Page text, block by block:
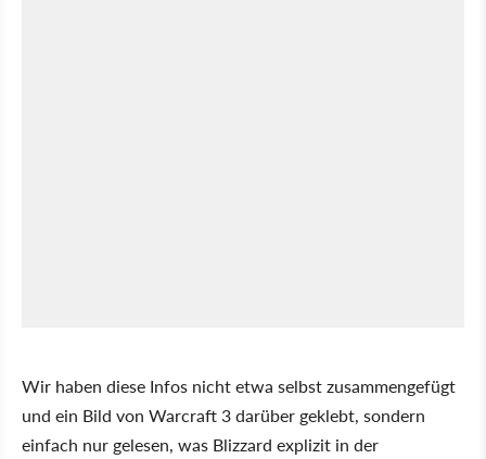
Wir haben diese Infos nicht etwa selbst zusammengefügt
und ein Bild von Warcraft 3 darüber geklebt, sondern
einfach nur gelesen, was Blizzard explizit in der